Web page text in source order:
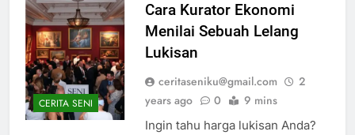
CERITA SENI
Cara Kurator Ekonomi
Menilai Sebuah Lelang
Lukisan
ceritaseniku@gmail.com
2
years ago
0 9 mins
Ingin tahu harga lukisan Anda?